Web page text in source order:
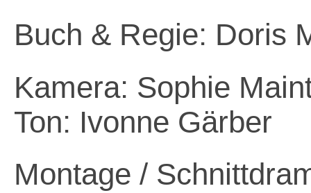
Buch & Regie: Doris
Kamera: Sophie
Ton: Ivonne Gärber
Montage /